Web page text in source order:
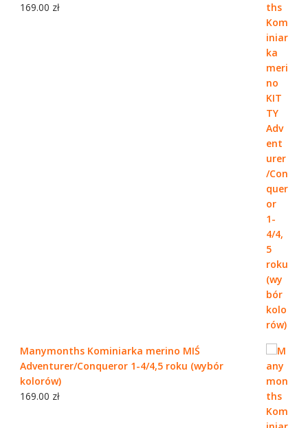
169.00 zł
Manymonths Kominiarka merino MIŚ
Adventurer/Conqueror 1-4/4,5 roku (wybór
kolorów)
169.00 zł